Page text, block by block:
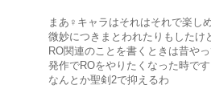
まあ♀キャラはそれはそれで楽し
微妙につきまとわれたりもしたけ
RO関連のことを書くときは昔や
発作でROをやりたくなった時です
なんとか聖剣2で抑えるわ